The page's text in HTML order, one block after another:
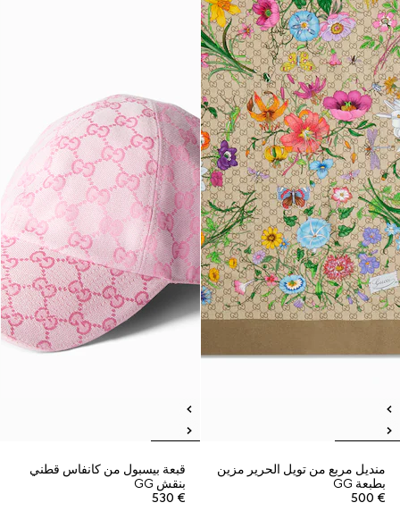
منديل مربع من تويل الحرير مزين
بطبعة GG
€ 500
قبعة بيسبول من كانفاس قطني
بنقش GG
€ 530